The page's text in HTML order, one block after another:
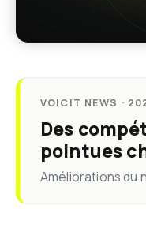
VOICIT NEWS ·
Des
pointues
Améliorations du